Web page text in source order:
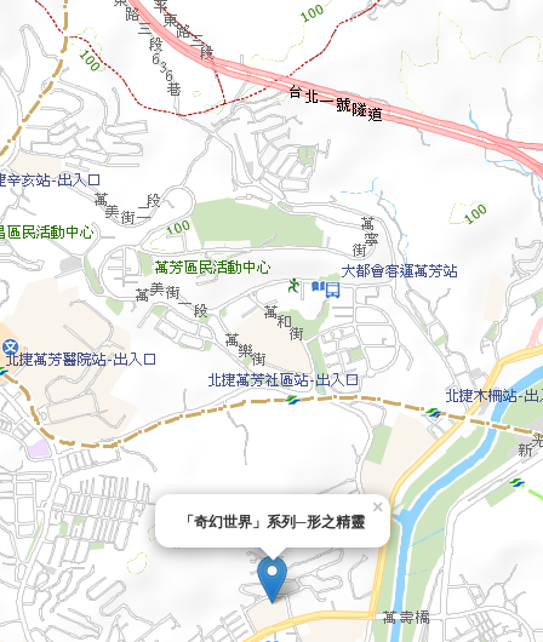
「奇幻世界」系列─形之精靈
×